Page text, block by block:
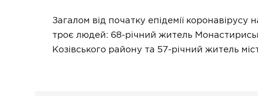
Загалом від початку епідемії
троє людей: 68-річний житель
Козівського району та 57-річний житель